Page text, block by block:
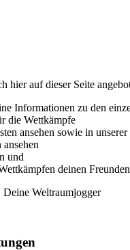
hier auf dieser Seite
Informationen zu den
die Wettkämpfe
ansehen sowie in
und
deinen
Weltraumjogger